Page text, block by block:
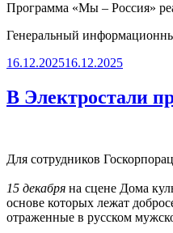
Программа «Мы – Россия»
Генеральный
Опубликовано
16.12.202516.12.2025
В Электростали
Для сотрудников
15 декабря на сцене Дома
основе которых лежат
отраженные в русском